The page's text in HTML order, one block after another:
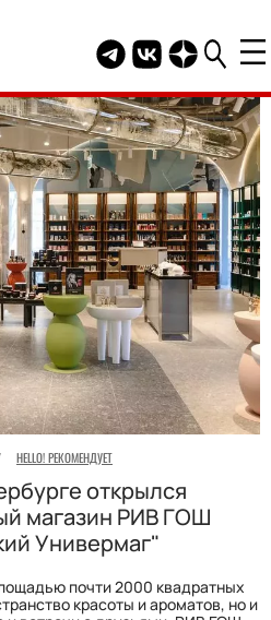
Telegram канал
Группа HELLO
Канал
HELLO! РЕКОМЕНДУЕТ
открылся
магазин РИВ ГОШ
Универмаг"
почти 2000 квадратных
красоты и ароматов, но и